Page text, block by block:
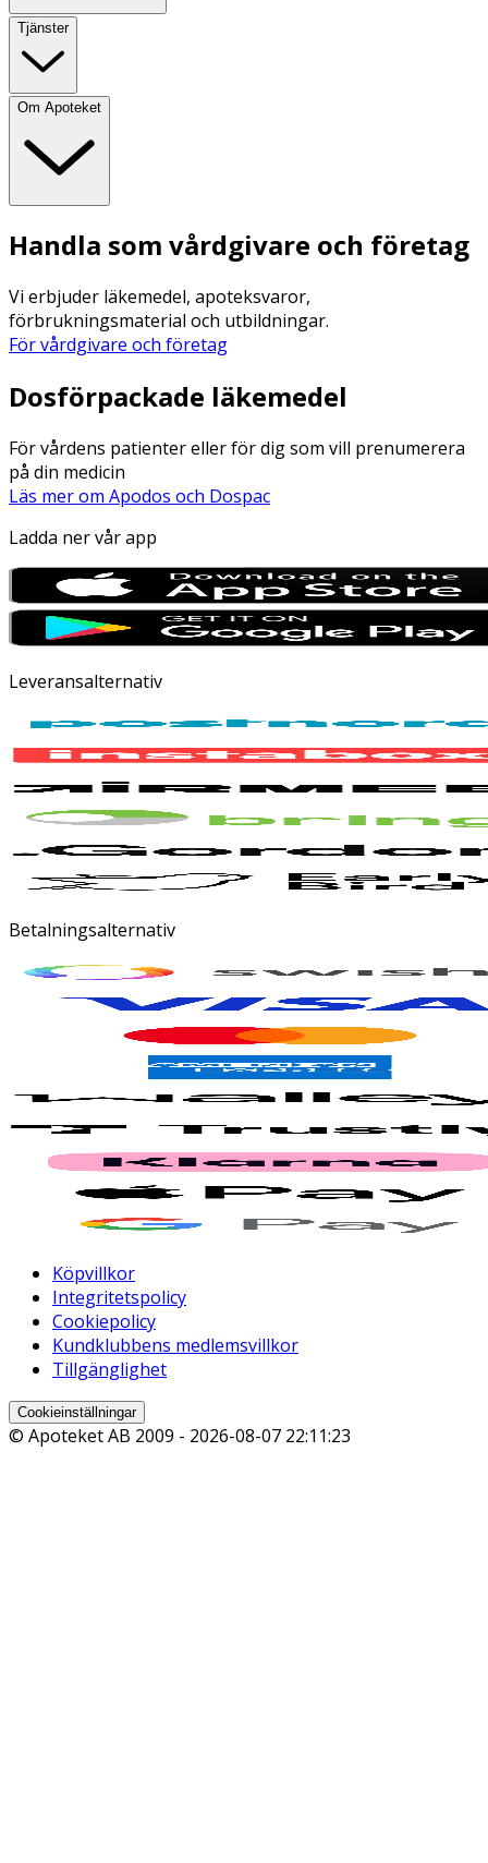
Tjänster
Om Apoteket
Handla som vårdgivare och företag
Vi erbjuder läkemedel, apoteksvaror,
förbrukningsmaterial och utbildningar.
För vårdgivare och företag
Dosförpackade läkemedel
För vårdens patienter eller för dig som vill prenumerera
på din medicin
Läs mer om Apodos och Dospac
Ladda ner vår app
Leveransalternativ
Betalningsalternativ
Köpvillkor
Integritetspolicy
Cookiepolicy
Kundklubbens medlemsvillkor
Tillgänglighet
Cookieinställningar
© Apoteket AB 2009 - 2026-08-07 22:11:23